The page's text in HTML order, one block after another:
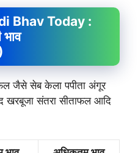
Bhav Today :
जैसे सेब केला पपीता अंगूर
संतरा सीताफल आदि